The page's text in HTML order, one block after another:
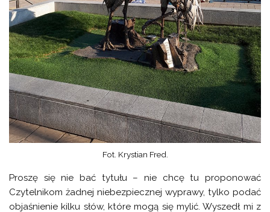
Fot. Krystian Fred.
Proszę się nie bać tytułu – nie chcę tu proponować
Czytelnikom żadnej niebezpiecznej wyprawy, tylko podać
objaśnienie kilku słów, które mogą się mylić. Wyszedł mi z